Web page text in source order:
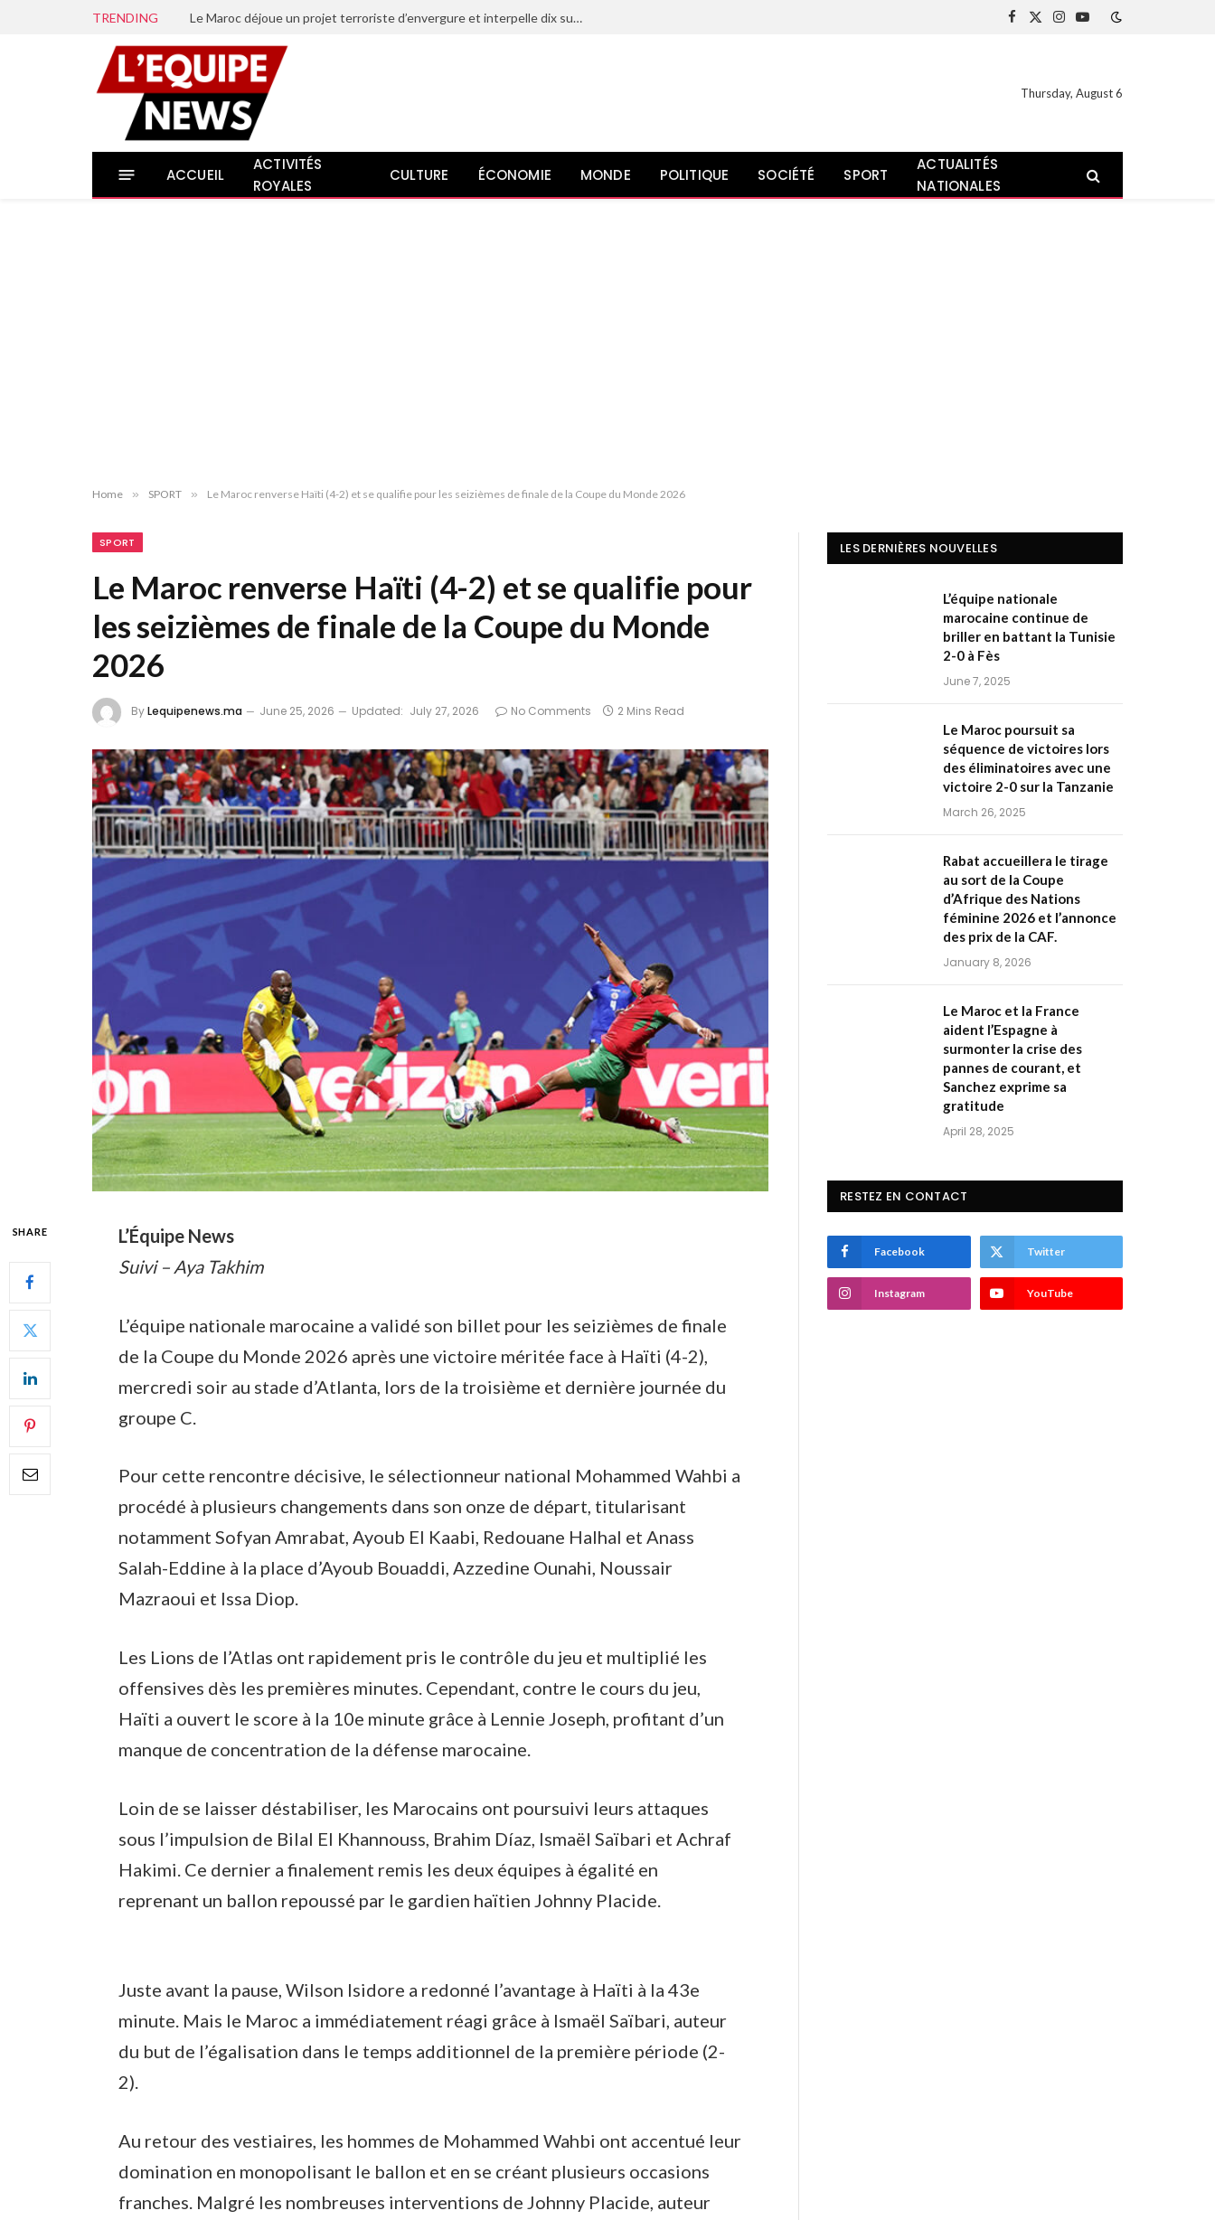
TRENDING Le Maroc déjoue un projet terroriste d’envergure et interpelle dix suspects liés à l’organisation État islamique
Facebook
X
Instagram
YouTube
Thursday, August 6
ACCUEIL
ACTIVITÉS
ROYALES
CULTURE ÉCONOMIE MONDE POLITIQUE SOCIÉTÉ SPORT
ACTUALITÉS
NATIONALES
Home » SPORT » Le Maroc renverse Haïti (4-2) et se qualifie pour les seizièmes de finale de la Coupe du Monde 2026
SPORT
Le Maroc renverse Haïti (4-2) et se qualifie pour
les seizièmes de finale de la Coupe du Monde
2026
ByLequipenews.ma June 25, 2026 Updated: July 27, 2026 No Comments 2 Mins Read
SHARE
L’Équipe News
Suivi – Aya Takhim
L’équipe nationale marocaine a validé son billet pour les seizièmes de finale
de la Coupe du Monde 2026 après une victoire méritée face à Haïti (4-2),
mercredi soir au stade d’Atlanta, lors de la troisième et dernière journée du
groupe C.
Pour cette rencontre décisive, le sélectionneur national Mohammed Wahbi a
procédé à plusieurs changements dans son onze de départ, titularisant
notamment Sofyan Amrabat, Ayoub El Kaabi, Redouane Halhal et Anass
Salah-Eddine à la place d’Ayoub Bouaddi, Azzedine Ounahi, Noussair
Mazraoui et Issa Diop.
Les Lions de l’Atlas ont rapidement pris le contrôle du jeu et multiplié les
offensives dès les premières minutes. Cependant, contre le cours du jeu,
Haïti a ouvert le score à la 10e minute grâce à Lennie Joseph, profitant d’un
manque de concentration de la défense marocaine.
Loin de se laisser déstabiliser, les Marocains ont poursuivi leurs attaques
sous l’impulsion de Bilal El Khannouss, Brahim Díaz, Ismaël Saïbari et Achraf
Hakimi. Ce dernier a finalement remis les deux équipes à égalité en
reprenant un ballon repoussé par le gardien haïtien Johnny Placide.
Juste avant la pause, Wilson Isidore a redonné l’avantage à Haïti à la 43e
minute. Mais le Maroc a immédiatement réagi grâce à Ismaël Saïbari, auteur
du but de l’égalisation dans le temps additionnel de la première période (2-
2).
Au retour des vestiaires, les hommes de Mohammed Wahbi ont accentué leur
domination en monopolisant le ballon et en se créant plusieurs occasions
franches. Malgré les nombreuses interventions de Johnny Placide, auteur
LES DERNIÈRES NOUVELLES
L’équipe nationale
marocaine continue de
briller en battant la Tunisie
2-0 à Fès
June 7, 2025
Le Maroc poursuit sa
séquence de victoires lors
des éliminatoires avec une
victoire 2-0 sur la Tanzanie
March 26, 2025
Rabat accueillera le tirage
au sort de la Coupe
d’Afrique des Nations
féminine 2026 et l’annonce
des prix de la CAF.
January 8, 2026
Le Maroc et la France
aident l’Espagne à
surmonter la crise des
pannes de courant, et
Sanchez exprime sa
gratitude
April 28, 2025
RESTEZ EN CONTACT
Facebook Twitter
Instagram YouTube